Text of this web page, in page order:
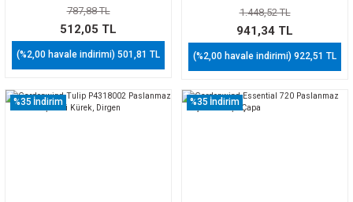
787,88 TL
512,05 TL
(%2,00 havale indirimi) 501,81 TL
Saplı)
1.448,52 TL
941,34 TL
(%2,00 havale indirimi) 922,51 TL
%35 İndirim %35 İndirim